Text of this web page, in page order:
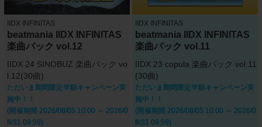
IIDX INFINITAS
beatmania IIDX INFINITAS
楽曲パック vol.12
IIDX 24 SINOBUZ 楽曲パック vo
l.12(30曲)
ただいま期間限定半額キャンペーン実
施中！！
(開催期間 2026/08/05 10:00 ～ 2026/0
8/31 09:59)
IIDX INFINITAS
beatmania IIDX INFINITAS
楽曲パック vol.11
IIDX 23 copula 楽曲パック vol.11
(30曲)
ただいま期間限定半額キャンペーン実
施中！！
(開催期間 2026/08/05 10:00 ～ 2026/0
8/31 09:59)